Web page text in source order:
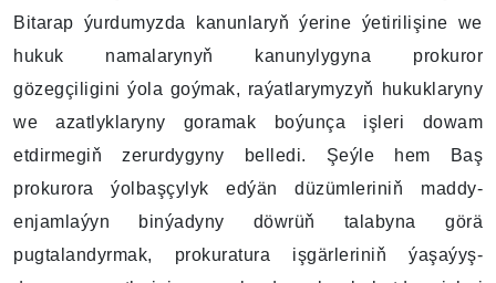
Bitarap ýurdumyzda kanunlaryň ýerine ýetirilişine we
hukuk namalarynyň kanunylygyna prokuror
gözegçiligini ýola goýmak, raýatlarymyzyň hukuklaryny
we azatlyklaryny goramak boýunça işleri dowam
etdirmegiň zerurdygyny belledi. Şeýle hem Baş
prokurora ýolbaşçylyk edýän düzümleriniň maddy-
enjamlaýyn binýadyny döwrüň talabyna görä
pugtalandyrmak, prokuratura işgärleriniň ýaşaýyş-